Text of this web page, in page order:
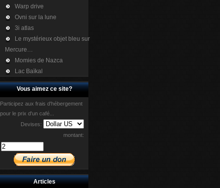
Warp drive
Ovni sur la lune
3i atlas
Le mystérieux objet bleu sur
Mercure…
Momies de Nazca
Lac Baïkal
Vous aimez ce site?
Participez aux frais d'hébergement
pour le prix d'un café...
Devises:
montant:
Articles